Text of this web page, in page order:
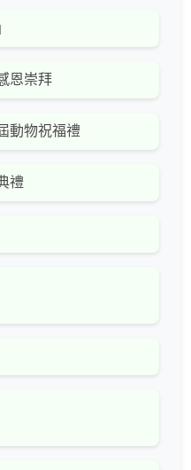
恩崇拜
動物祝福禮
禮